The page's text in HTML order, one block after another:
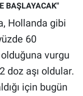
BAŞLAYACAK"
Hollanda gibi
60
vurgu
doz aşı oldular.
için bugün